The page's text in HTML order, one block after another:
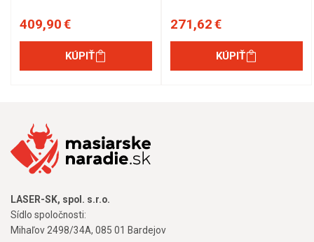
409,90 €
KÚPIŤ
271,62 €
KÚPIŤ
LASER-SK, spol. s.r.o.
Sídlo spoločnosti:
Mihaľov 2498/34A, 085 01 Bardejov